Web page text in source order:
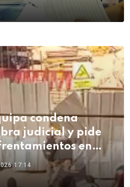
condena
judicial y pide
en
17:14